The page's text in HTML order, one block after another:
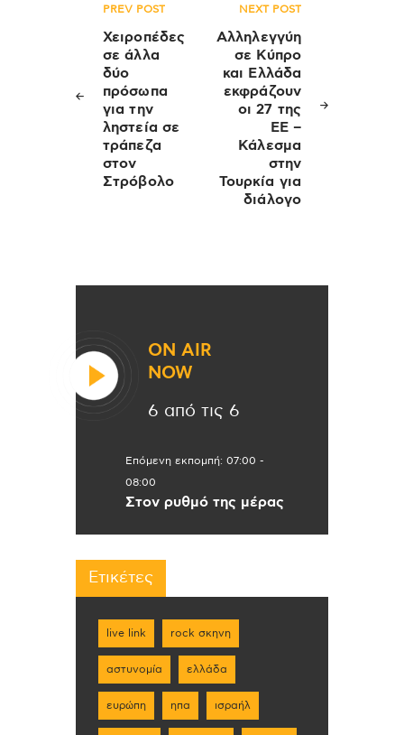
Πλοήγηση
άρθρων
PREV POST
Χειροπέδες
σε άλλα
δύο
πρόσωπα
για την
ληστεία σε
τράπεζα
στον
Στρόβολο
NEXT POST
Αλληλεγγύη
σε Κύπρο
και Ελλάδα
εκφράζουν
οι 27 της
ΕΕ –
Κάλεσμα
στην
Τουρκία για
διάλογο
ON AIR
NOW
6 από τις 6
Επόμενη εκπομπή: 07:00 -
08:00
Στον ρυθμό της μέρας
Ετικέτες
live link rock σκηνη
αστυνομία ελλάδα
ευρώπη ηπα ισραήλ